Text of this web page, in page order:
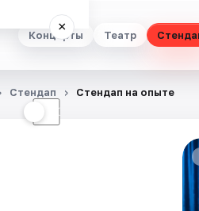
Концерты Театр
×
☾
Стендап Стендап на опыте